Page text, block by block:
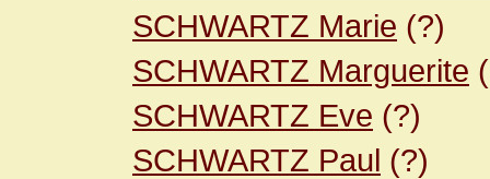
SCHWARTZ Marie (?)
SCHWARTZ Marguerite
SCHWARTZ Eve (?)
SCHWARTZ Paul (?)